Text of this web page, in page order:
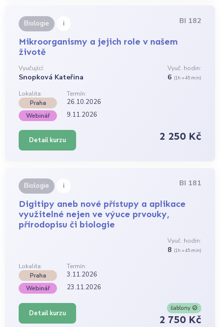
Biologie i BI 182
Mikroorganismy a jejich role v našem
životě
Vyučující:
Snopková Kateřina
Vyuč. hodin:
6 (1h = 45 min)
Lokalita:
Termín:
Praha
26.10.2026
Webinář 9.11.2026
Detail kurzu 2 250 Kč
Biologie i BI 181
Digitipy aneb nové přístupy a aplikace
využitelné nejen ve výuce prvouky,
přírodopisu či biologie
Vyuč. hodin:
8 (1h = 45 min)
Lokalita:
Termín:
Praha
3.11.2026
Webinář 23.11.2026
Detail kurzu
šablony
2 750 Kč